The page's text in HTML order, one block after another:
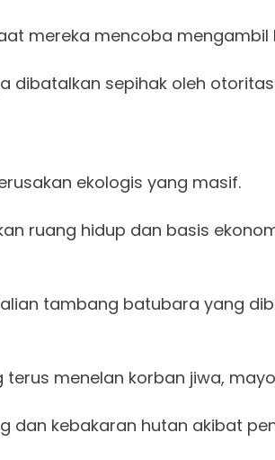
mereka mencoba mengambil
dibatalkan sepihak oleh
ekologis yang masif.
ruang hidup dan basis
tambang batubara yang
menelan korban jiwa,
dan kebakaran hutan akibat